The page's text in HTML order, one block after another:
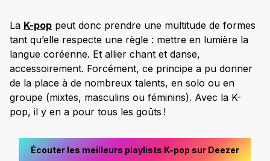
La K-pop peut donc prendre une multitude de formes
tant qu’elle respecte une règle : mettre en lumière la
langue coréenne. Et allier chant et danse,
accessoirement. Forcément, ce principe a pu donner
de la place à de nombreux talents, en solo ou en
groupe (mixtes, masculins ou féminins). Avec la K-
pop, il y en a pour tous les goûts !
Écouter les meilleurs playlists K-pop sur Deezer